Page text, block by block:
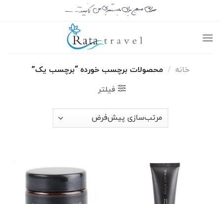
خانه / محصولات برچسب خورده “برچسب یک”
فیلتر